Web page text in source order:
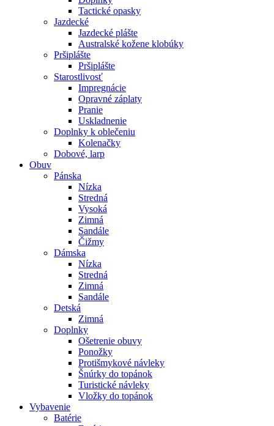
Tactické opasky
Jazdecké
Jazdecké plášte
Australské kožene klobúky
Pršiplášte
Pršiplášte
Starostlivosť
Impregnácie
Opravné záplaty
Pranie
Uskladnenie
Doplnky k oblečeniu
Kolenačky
Dobové, larp
Obuv
Pánska
Nízka
Stredná
Vysoká
Zimná
Sandále
Čižmy
Dámska
Nízka
Stredná
Zimná
Sandále
Detská
Zimná
Doplnky
Ošetrenie obuvy
Ponožky
Protišmykové návleky
Šnúrky do topánok
Turistické návleky
Vložky do topánok
Vybavenie
Batérie